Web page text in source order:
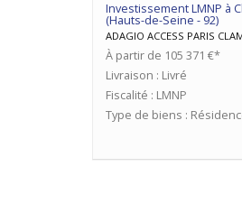
Investissement LMNP à
(Hauts-de-Seine - 92)
ADAGIO ACCESS PARIS
À partir de 105 371 €*
Livraison : Livré
Fiscalité : LMNP
Type de biens :